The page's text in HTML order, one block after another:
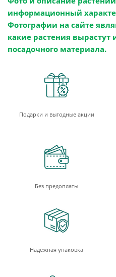
информационный
Фотографии на сайте
какие растения вырастут
посадочного материала.
Подарки и выгодные акции
Без предоплаты
Надежная упаковка